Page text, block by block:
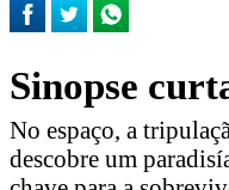
Sinopse
No espaço, a
descobre um